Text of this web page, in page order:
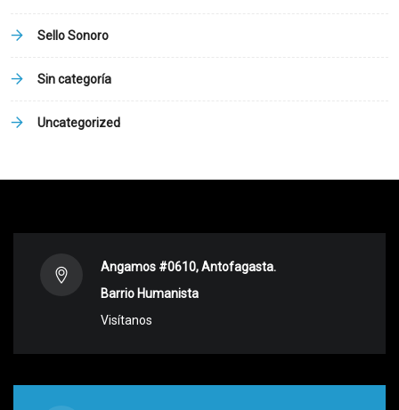
Sello Sonoro
Sin categoría
Uncategorized
Angamos #0610, Antofagasta.
Barrio Humanista
Visítanos